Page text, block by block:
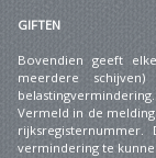
GIFTEN
Bovendien geeft
meerdere
belastingvermindering.
Vermeld in de
vermindering te